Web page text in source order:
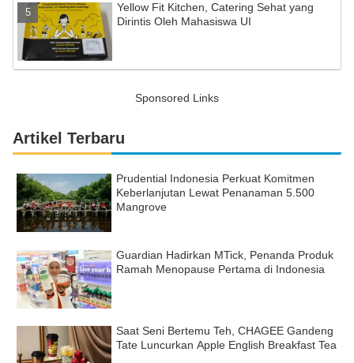
Yellow Fit Kitchen, Catering Sehat yang
Dirintis Oleh Mahasiswa UI
Sponsored Links
Artikel Terbaru
Prudential Indonesia Perkuat Komitmen
Keberlanjutan Lewat Penanaman 5.500
Mangrove
Guardian Hadirkan MTick, Penanda Produk
Ramah Menopause Pertama di Indonesia
Saat Seni Bertemu Teh, CHAGEE Gandeng
Tate Luncurkan Apple English Breakfast Tea